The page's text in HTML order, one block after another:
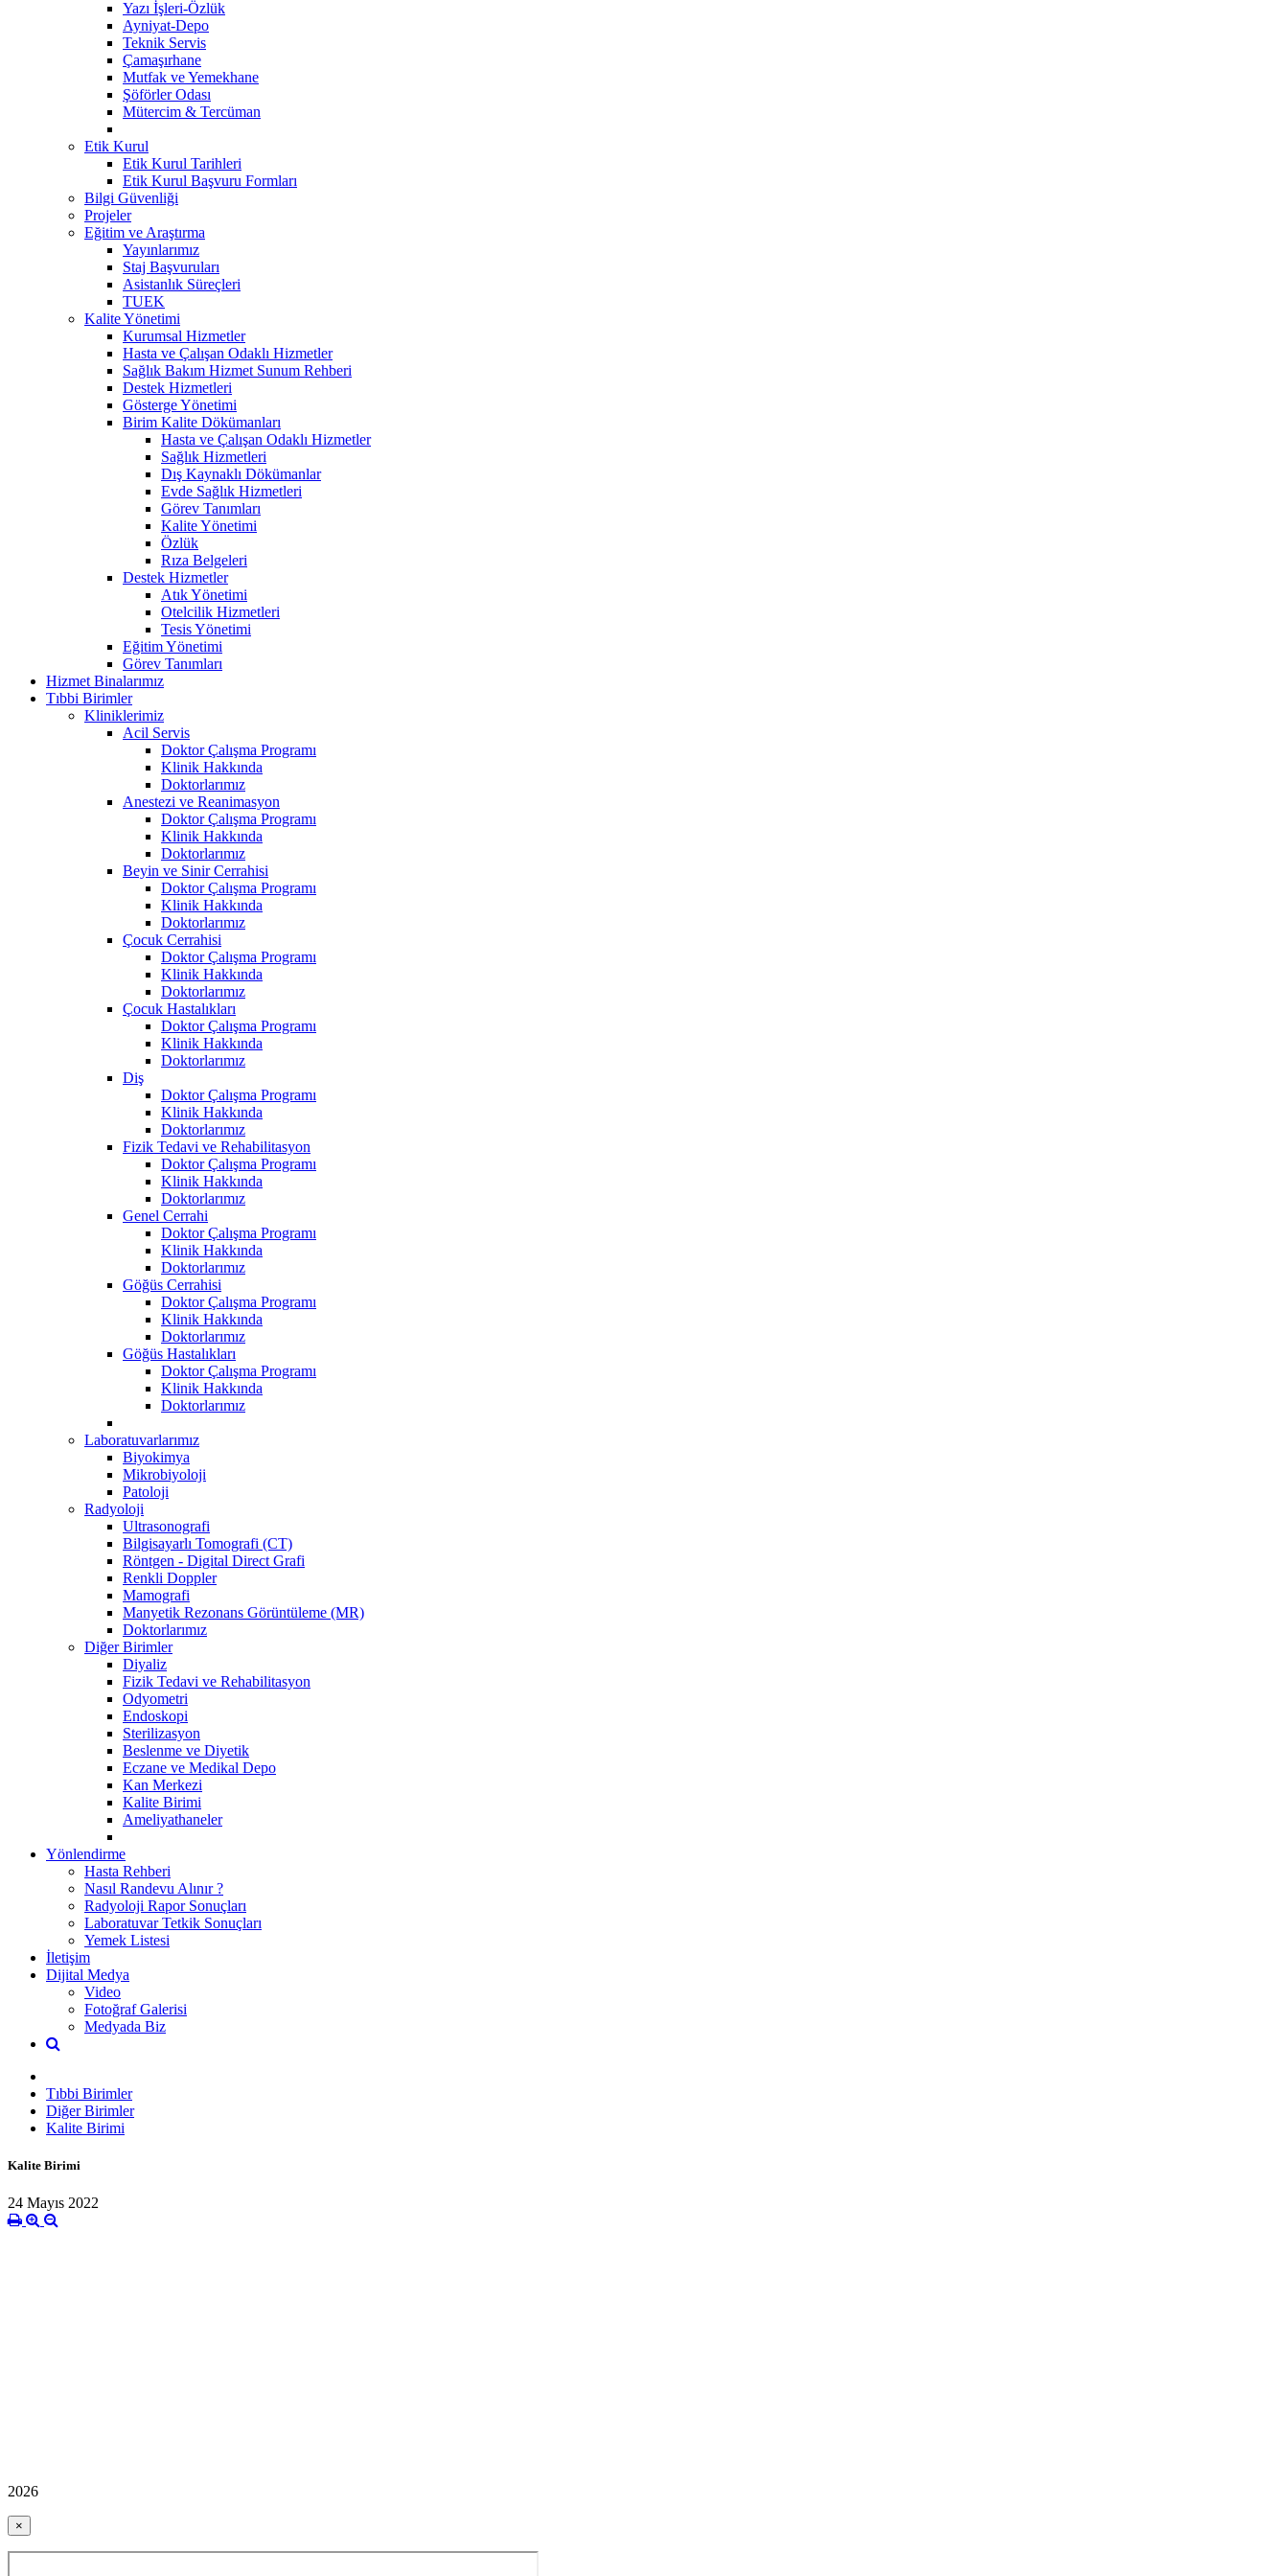
Yazı İşleri-Özlük
Ayniyat-Depo
Teknik Servis
Çamaşırhane
Mutfak ve Yemekhane
Şöförler Odası
Mütercim & Tercüman
Etik Kurul
Etik Kurul Tarihleri
Etik Kurul Başvuru Formları
Bilgi Güvenliği
Projeler
Eğitim ve Araştırma
Yayınlarımız
Staj Başvuruları
Asistanlık Süreçleri
TUEK
Kalite Yönetimi
Kurumsal Hizmetler
Hasta ve Çalışan Odaklı Hizmetler
Sağlık Bakım Hizmet Sunum Rehberi
Destek Hizmetleri
Gösterge Yönetimi
Birim Kalite Dökümanları
Hasta ve Çalışan Odaklı Hizmetler
Sağlık Hizmetleri
Dış Kaynaklı Dökümanlar
Evde Sağlık Hizmetleri
Görev Tanımları
Kalite Yönetimi
Özlük
Rıza Belgeleri
Destek Hizmetler
Atık Yönetimi
Otelcilik Hizmetleri
Tesis Yönetimi
Eğitim Yönetimi
Görev Tanımları
Hizmet Binalarımız
Tıbbi Birimler
Kliniklerimiz
Acil Servis
Doktor Çalışma Programı
Klinik Hakkında
Doktorlarımız
Anestezi ve Reanimasyon
Doktor Çalışma Programı
Klinik Hakkında
Doktorlarımız
Beyin ve Sinir Cerrahisi
Doktor Çalışma Programı
Klinik Hakkında
Doktorlarımız
Çocuk Cerrahisi
Doktor Çalışma Programı
Klinik Hakkında
Doktorlarımız
Çocuk Hastalıkları
Doktor Çalışma Programı
Klinik Hakkında
Doktorlarımız
Diş
Doktor Çalışma Programı
Klinik Hakkında
Doktorlarımız
Fizik Tedavi ve Rehabilitasyon
Doktor Çalışma Programı
Klinik Hakkında
Doktorlarımız
Genel Cerrahi
Doktor Çalışma Programı
Klinik Hakkında
Doktorlarımız
Göğüs Cerrahisi
Doktor Çalışma Programı
Klinik Hakkında
Doktorlarımız
Göğüs Hastalıkları
Doktor Çalışma Programı
Klinik Hakkında
Doktorlarımız
Laboratuvarlarımız
Biyokimya
Mikrobiyoloji
Patoloji
Radyoloji
Ultrasonografi
Bilgisayarlı Tomografi (CT)
Röntgen - Digital Direct Grafi
Renkli Doppler
Mamografi
Manyetik Rezonans Görüntüleme (MR)
Doktorlarımız
Diğer Birimler
Diyaliz
Fizik Tedavi ve Rehabilitasyon
Odyometri
Endoskopi
Sterilizasyon
Beslenme ve Diyetik
Eczane ve Medikal Depo
Kan Merkezi
Kalite Birimi
Ameliyathaneler
Yönlendirme
Hasta Rehberi
Nasıl Randevu Alınır ?
Radyoloji Rapor Sonuçları
Laboratuvar Tetkik Sonuçları
Yemek Listesi
İletişim
Dijital Medya
Video
Fotoğraf Galerisi
Medyada Biz
Tıbbi Birimler
Diğer Birimler
Kalite Birimi
Kalite Birimi
24 Mayıs 2022
2026
×